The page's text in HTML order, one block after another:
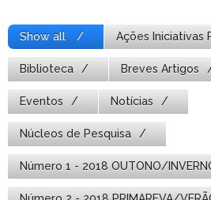
Show all Ações Iniciativas
Biblioteca Breves Artigos
Eventos Notícias
Núcleos de Pesquisa
Número 1 - 2018 OUTONO/